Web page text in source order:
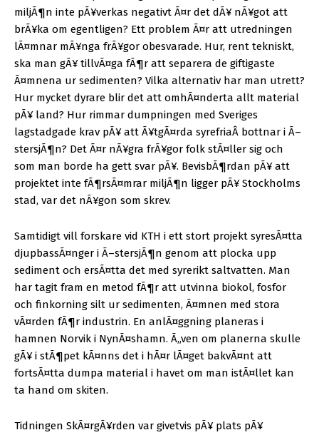
miljÃ¶n inte pÃ¥verkas negativt Ã¤r det dÃ¥ nÃ¥got att
brÃ¥ka om egentligen? Ett problem Ã¤r att utredningen
lÃ¤mnar mÃ¥nga frÃ¥gor obesvarade. Hur, rent tekniskt,
ska man gÃ¥ tillvÃ¤ga fÃ¶r att separera de giftigaste
Ã¤mnena ur sedimenten? Vilka alternativ har man utrett?
Hur mycket dyrare blir det att omhÃ¤nderta allt material
pÃ¥ land? Hur rimmar dumpningen med Sveriges
lagstadgade krav pÃ¥ att Ã¥tgÃ¤rda syrefriaÂ bottnar i Ã–
stersjÃ¶n? Det Ã¤r nÃ¥gra frÃ¥gor folk stÃ¤ller sig och
som man borde ha gett svar pÃ¥. BevisbÃ¶rdan pÃ¥ att
projektet inte fÃ¶rsÃ¤mrar miljÃ¶n ligger pÃ¥ Stockholms
stad, var det nÃ¥gon som skrev.
Samtidigt vill forskare vid KTH i ett stort projekt syresÃ¤tta
djupbassÃ¤nger i Ã–stersjÃ¶n genom att plocka upp
sediment och ersÃ¤tta det med syrerikt saltvatten. Man
har tagit fram en metod fÃ¶r att utvinna biokol, fosfor
och finkorning silt ur sedimenten, Ã¤mnen med stora
vÃ¤rden fÃ¶r industrin. En anlÃ¤ggning planeras i
hamnen Norvik i NynÃ¤shamn. Ã„ven om planerna skulle
gÃ¥ i stÃ¶pet kÃ¤nns det i hÃ¤r lÃ¤get bakvÃ¤nt att
fortsÃ¤tta dumpa material i havet om man istÃ¤llet kan
ta hand om skiten.
Tidningen SkÃ¤rgÃ¥rden var givetvis pÃ¥ plats pÃ¥